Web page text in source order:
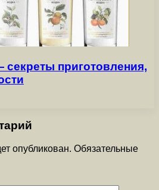
приготовления,
опубликован. Обязательные